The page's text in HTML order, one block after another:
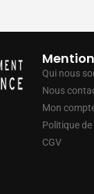
Qui nous
Nous
Mon
Politique
CGV